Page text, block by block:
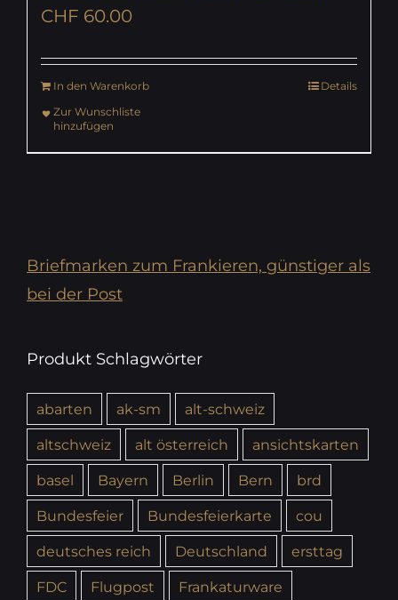
CHF 60.00
In den Warenkorb
Details
Zur Wunschliste
hinzufügen
Briefmarken zum Frankieren, günstiger als
bei der Post
Produkt Schlagwörter
abarten ak-sm
alt-schweiz
altschweiz
alt österreich
ansichtskarten
basel
Bayern Berlin Bern
brd
Bundesfeier
Bundesfeierkarte
cou
deutsches reich
Deutschland
ersttag
FDC
Flugpost
Frankaturware